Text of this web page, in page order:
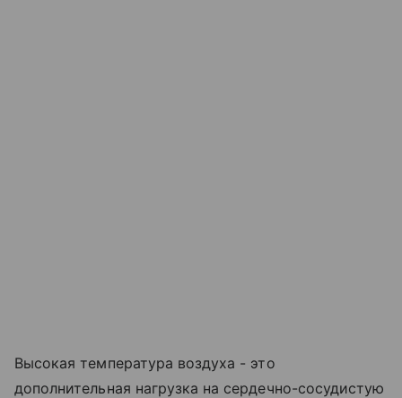
Высокая температура воздуха - это
дополнительная нагрузка на сердечно-сосудистую